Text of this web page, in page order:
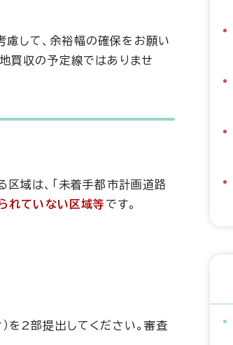
して、余裕幅の確保をお願い
買収の予定線ではありませ
域は、「未着手都市計画道路
られていない区域等です。
を2部提出してください。審査